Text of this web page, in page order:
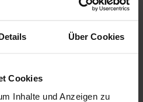
Über Cookies
Cookies
Inhalte und Anzeigen zu